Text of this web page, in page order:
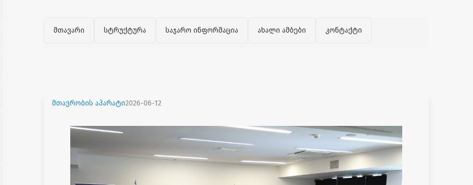
მთავარი სტრუქტურა საჯარო ინფორმაცია ახალი ამბები კონტაქტი
მთავრობის აპარატი2026-06-12